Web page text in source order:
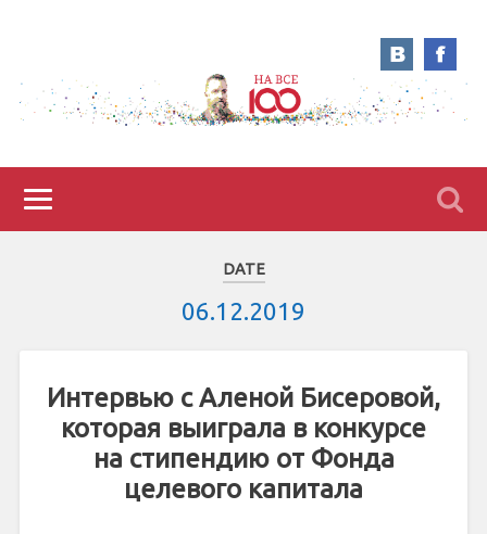
DATE
06.12.2019
Интервью с Аленой Бисеровой,
которая выиграла в конкурсе
на стипендию от Фонда
целевого капитала